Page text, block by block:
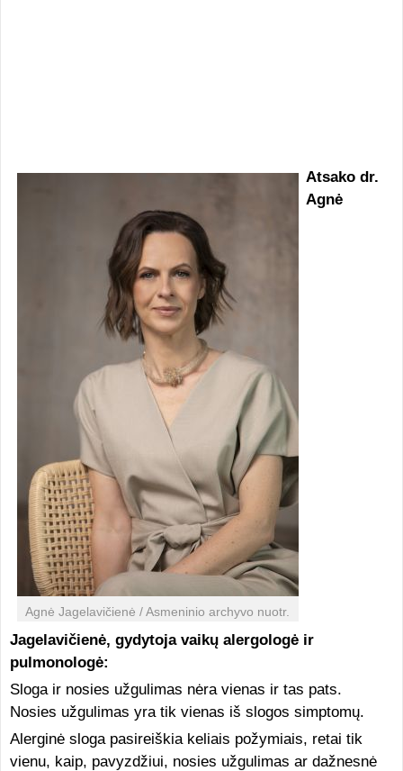
Agnė Jagelavičienė / Asmeninio archyvo nuotr.
Atsako dr.
Agnė
Jagelavičienė, gydytoja vaikų alergologė ir
pulmonologė:
Sloga ir nosies užgulimas nėra vienas ir tas pats.
Nosies užgulimas yra tik vienas iš slogos simptomų.
Alerginė sloga pasireiškia keliais požymiais, retai tik
vienu, kaip, pavyzdžiui, nosies užgulimas ar dažnesnė